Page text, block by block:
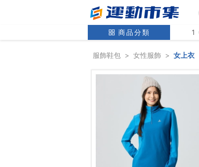
商品分類
服飾鞋包 > 女性服飾 > 女上衣